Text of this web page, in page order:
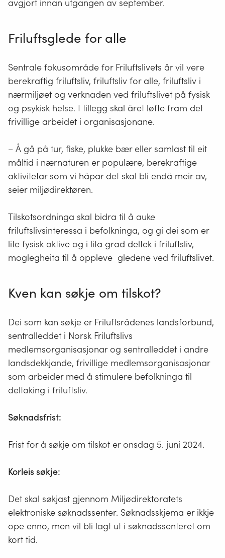
avgjort innan utgangen av september.
Friluftsglede for alle
Sentrale fokusområde for Friluftslivets år vil vere
berekraftig friluftsliv, friluftsliv for alle, friluftsliv i
nærmiljøet og verknaden ved friluftslivet på fysisk
og psykisk helse. I tillegg skal året løfte fram det
frivillige arbeidet i organisasjonane.
– Å gå på tur, fiske, plukke bær eller samlast til eit
måltid i nærnaturen er populære, berekraftige
aktivitetar som vi håpar det skal bli endå meir av,
seier miljødirektøren.
Tilskotsordninga skal bidra til å auke
friluftslivsinteressa i befolkninga, og gi dei som er
lite fysisk aktive og i lita grad deltek i friluftsliv,
moglegheita til å oppleve gledene ved friluftslivet.
Kven kan søkje om tilskot?
Dei som kan søkje er Friluftsrådenes landsforbund,
sentralleddet i Norsk Friluftslivs
medlemsorganisasjonar og sentralleddet i andre
landsdekkjande, frivillige medlemsorganisasjonar
som arbeider med å stimulere befolkninga til
deltaking i friluftsliv.
Søknadsfrist:
Frist for å søkje om tilskot er onsdag 5. juni 2024.
Korleis søkje:
Det skal søkjast gjennom Miljødirektoratets
elektroniske søknadssenter. Søknadsskjema er ikkje
ope enno, men vil bli lagt ut i søknadssenteret om
kort tid.